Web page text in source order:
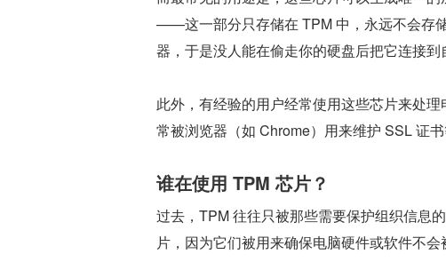
——这一部分只存储在 TPM 中，永远不会存
器，于是没人能在偷走你的硬盘后把它连接到
此外，有经验的用户经常使用这些芯片来处
常被浏览器（如 Chrome）用来维护 SSL 证书
谁在使用 TPM 芯片？
过去，TPM 往往只被那些需要保护组织信息
片，因为它们被用来确保电脑硬件或软件不会